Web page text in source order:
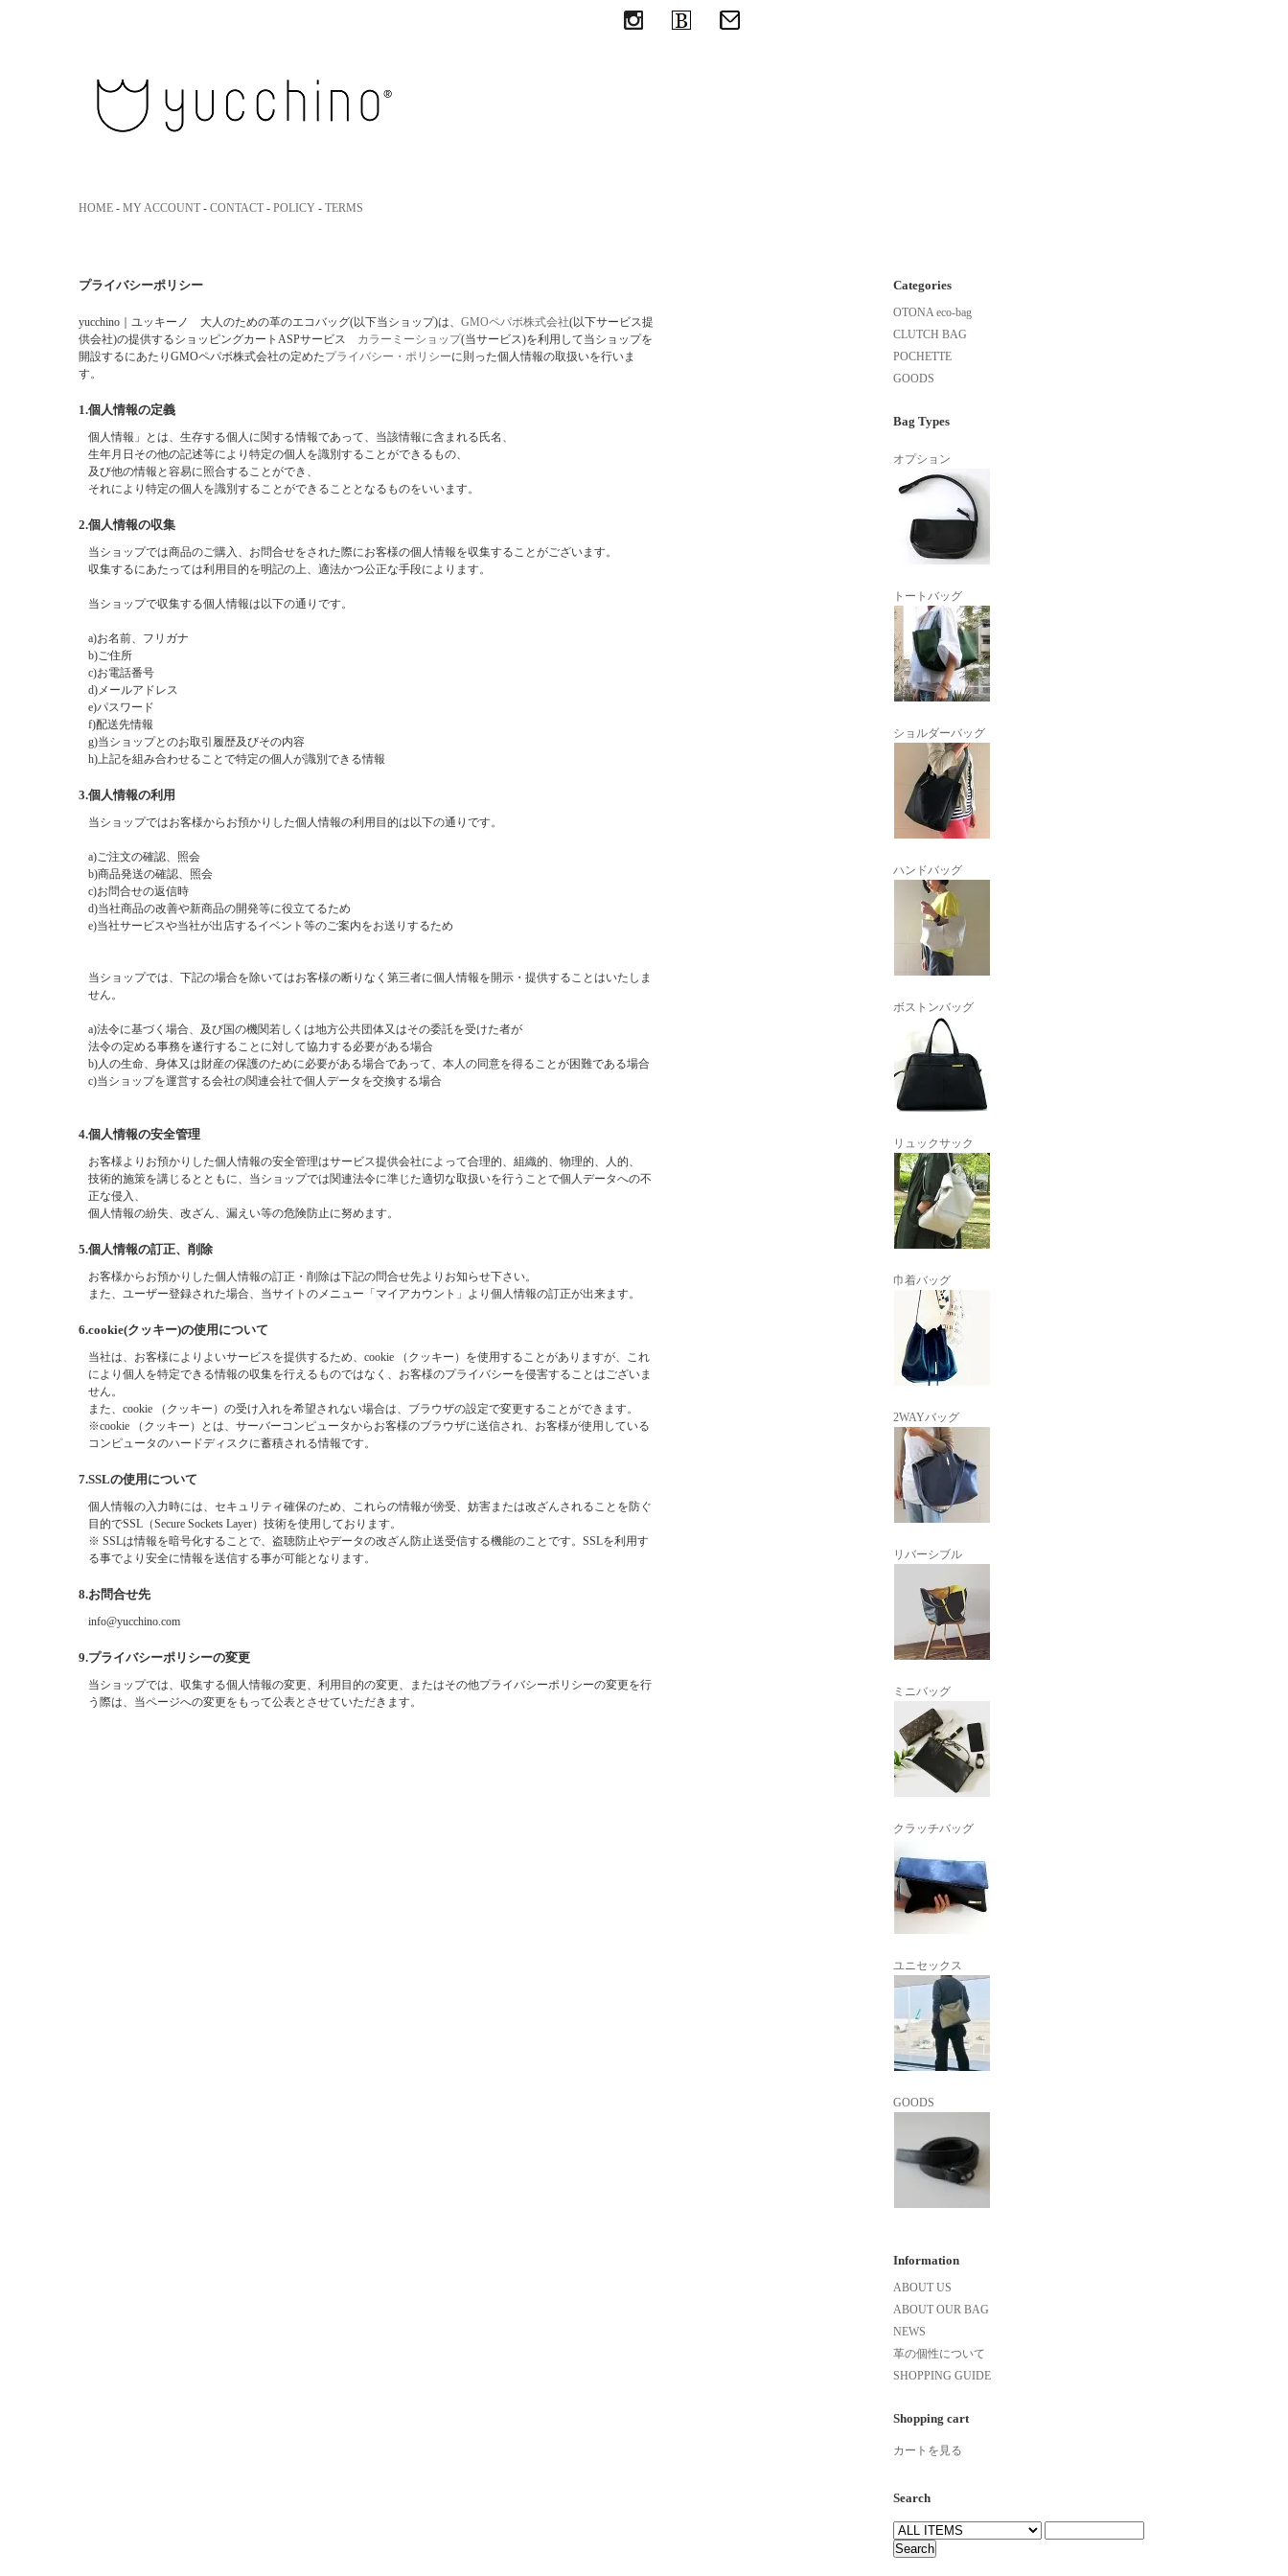
HOME - MY ACCOUNT - CONTACT - POLICY - TERMS
プライバシーポリシー
yucchino｜ユッキーノ 大人のための革のエコバッグ(以下当ショップ)は、 GMOペパボ株式会社(以下サービス提
供会社)の提供するショッピングカートASPサービス カラーミーショップ(当サービス)を利用して当ショップを
開設するにあたりGMOペパボ株式会社の定めたプライバシー・ポリシーに則った個人情報の取扱いを行いま
す。
1.個人情報の定義
個人情報」とは、生存する個人に関する情報であって、当該情報に含まれる氏名、
生年月日その他の記述等により特定の個人を識別することができるもの、
及び他の情報と容易に照合することができ、
それにより特定の個人を識別することができることとなるものをいいます。
2.個人情報の収集
当ショップでは商品のご購入、お問合せをされた際にお客様の個人情報を収集することがございます。
収集するにあたっては利用目的を明記の上、適法かつ公正な手段によります。
当ショップで収集する個人情報は以下の通りです。
a)お名前、フリガナ
b)ご住所
c)お電話番号
d)メールアドレス
e)パスワード
f)配送先情報
g)当ショップとのお取引履歴及びその内容
h)上記を組み合わせることで特定の個人が識別できる情報
3.個人情報の利用
当ショップではお客様からお預かりした個人情報の利用目的は以下の通りです。
a)ご注文の確認、照会
b)商品発送の確認、照会
c)お問合せの返信時
d)当社商品の改善や新商品の開発等に役立てるため
e)当社サービスや当社が出店するイベント等のご案内をお送りするため
当ショップでは、下記の場合を除いてはお客様の断りなく第三者に個人情報を開示・提供することはいたしま
せん。
a)法令に基づく場合、及び国の機関若しくは地方公共団体又はその委託を受けた者が
法令の定める事務を遂行することに対して協力する必要がある場合
b)人の生命、身体又は財産の保護のために必要がある場合であって、本人の同意を得ることが困難である場合
c)当ショップを運営する会社の関連会社で個人データを交換する場合
4.個人情報の安全管理
お客様よりお預かりした個人情報の安全管理はサービス提供会社によって合理的、組織的、物理的、人的、
技術的施策を講じるとともに、当ショップでは関連法令に準じた適切な取扱いを行うことで個人データへの不
正な侵入、
個人情報の紛失、改ざん、漏えい等の危険防止に努めます。
5.個人情報の訂正、削除
お客様からお預かりした個人情報の訂正・削除は下記の問合せ先よりお知らせ下さい。
また、ユーザー登録された場合、当サイトのメニュー「マイアカウント」より個人情報の訂正が出来ます。
6.cookie(クッキー)の使用について
当社は、お客様によりよいサービスを提供するため、cookie （クッキー）を使用することがありますが、これ
により個人を特定できる情報の収集を行えるものではなく、お客様のプライバシーを侵害することはございま
せん。
また、cookie （クッキー）の受け入れを希望されない場合は、ブラウザの設定で変更することができます。
※cookie （クッキー）とは、サーバーコンピュータからお客様のブラウザに送信され、お客様が使用している
コンピュータのハードディスクに蓄積される情報です。
7.SSLの使用について
個人情報の入力時には、セキュリティ確保のため、これらの情報が傍受、妨害または改ざんされることを防ぐ
目的でSSL（Secure Sockets Layer）技術を使用しております。
※ SSLは情報を暗号化することで、盗聴防止やデータの改ざん防止送受信する機能のことです。SSLを利用す
る事でより安全に情報を送信する事が可能となります。
8.お問合せ先
info@yucchino.com
9.プライバシーポリシーの変更
当ショップでは、収集する個人情報の変更、利用目的の変更、またはその他プライバシーポリシーの変更を行
う際は、当ページへの変更をもって公表とさせていただきます。
Categories
OTONA eco-bag
CLUTCH BAG
POCHETTE
GOODS
Bag Types
オプション
トートバッグ
ショルダーバッグ
ハンドバッグ
ボストンバッグ
リュックサック
巾着バッグ
2WAYバッグ
リバーシブル
ミニバッグ
クラッチバッグ
ユニセックス
GOODS
Information
ABOUT US
ABOUT OUR BAG
NEWS
革の個性について
SHOPPING GUIDE
Shopping cart
カートを見る
Search